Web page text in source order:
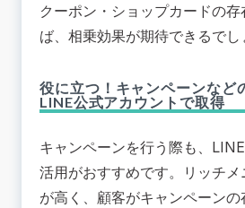
クーポン・ショップカードの
ば、相乗効果が期待できるでし
役に立つ！キャンペーンなど
LINE公式アカウントで取得
キャンペーンを行う際も、
活用がおすすめです。リッチ
が高く、顧客がキャンペーンの